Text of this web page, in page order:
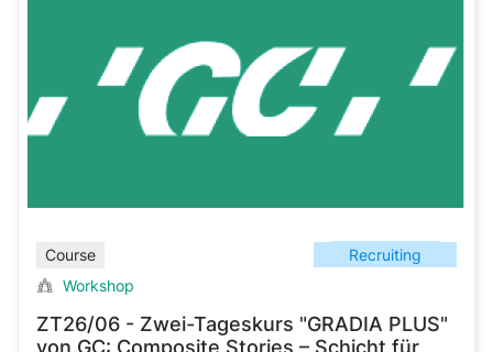
Course
Recruiting
Workshop
ZT26/06 - Zwei-Tageskurs "GRADIA PLUS"
von GC: Composite Stories – Schicht für